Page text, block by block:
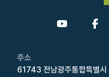
주소
61743 전남광주통합특별